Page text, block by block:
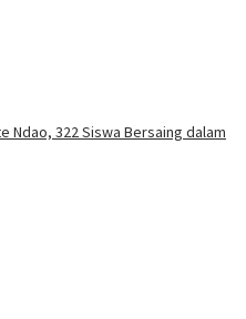
Ndao, 322 Siswa Bersaing dalam